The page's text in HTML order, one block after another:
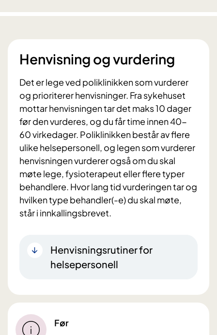
Henvisning og vurdering
Det er lege ved poliklinikken som vurderer
og prioriterer henvisninger. Fra sykehuset
mottar henvisningen tar det maks 10 dager
før den vurderes, og du får time innen 40-
60 virkedager. Poliklinikken består av flere
ulike helsepersonell, og legen som vurderer
henvisningen vurderer også om du skal
møte lege, fysioterapeut eller flere typer
behandlere. Hvor lang tid vurderingen tar og
hvilken type behandler(-e) du skal møte,
står i innkallingsbrevet.
Henvisningsrutiner for
helsepersonell
Før